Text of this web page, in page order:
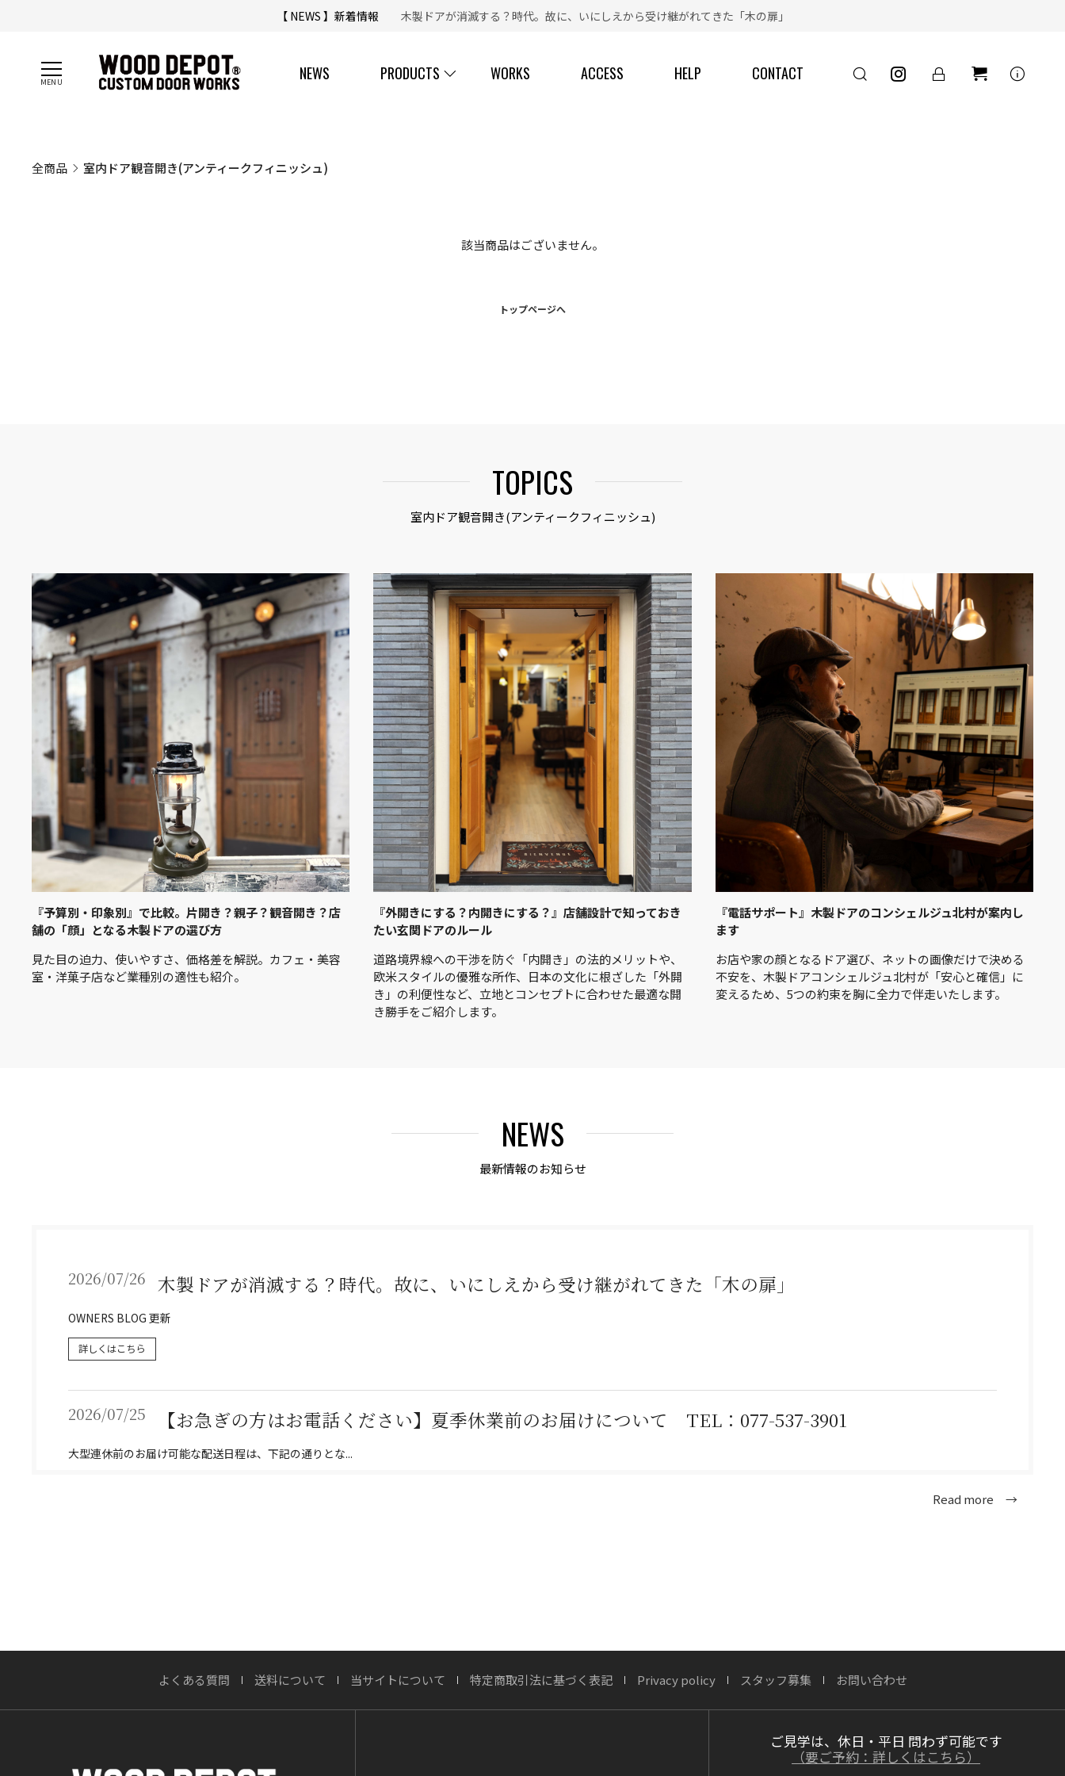
【 NEWS 】新着情報
木製ドアが消滅する？時代。故に、いにしえから受け継がれてきた「木の扉」
NEWS PRODUCTS WORKS ACCESS HELP CONTACT info
全商品 室内ドア観音開き(アンティークフィニッシュ)
該当商品はございません。
トップページへ
TOPICS
室内ドア観音開き(アンティークフィニッシュ)
『予算別・印象別』で比較。片開き？親子？観音開き？店
舗の「顔」となる木製ドアの選び方
見た目の迫力、使いやすさ、価格差を解説。カフェ・美容
室・洋菓子店など業種別の適性も紹介。
『外開きにする？内開きにする？』店舗設計で知っておき
たい玄関ドアのルール
道路境界線への干渉を防ぐ「内開き」の法的メリットや、
欧米スタイルの優雅な所作、日本の文化に根ざした「外開
き」の利便性など、立地とコンセプトに合わせた最適な開
き勝手をご紹介します。
『電話サポート』木製ドアのコンシェルジュ北村が案内し
ます
お店や家の顔となるドア選び、ネットの画像だけで決める
不安を、木製ドアコンシェルジュ北村が「安心と確信」に
変えるため、5つの約束を胸に全力で伴走いたします。
NEWS
最新情報のお知らせ
2026/07/26 木製ドアが消滅する？時代。故に、いにしえから受け継がれてきた「木の扉」
OWNERS BLOG 更新
詳しくはこちら
2026/07/25 【お急ぎの方はお電話ください】夏季休業前のお届けについて TEL：077-537-3901
大型連休前のお届け可能な配送日程は、下記の通りとな...
渓流が刻んだ時間、職人が刻む時間 ― 木製玄関ドア「ヘビーヴィンテージフィニッシュ」
Read more →
よくある質問 送料について 当サイトについて 特定商取引法に基づく表記 Privacy policy スタッフ募集 お問い合わせ
ご見学は、休日・平日 問わず可能です
（要ご予約：詳しくはこちら）